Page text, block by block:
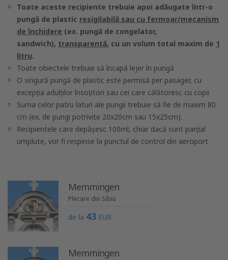
Toate aceste recipiente trebuie apoi adăugate într-o
pungă de plastic resigilabilă sau cu fermoar/mecanism
de închidere (ex. pungă de congelator,
sandwich), transparentă, cu un volum total maxim de 1
litru.
Toate obiectele trebuie să încapă lejer în pungă
O singură pungă de plastic este permisă per pasager, cu
excepția adulților însoțitori sau cei care călătoresc cu copii
Suma celor patru laturi ale pungii trebuie să fie de maxim 80
cm (ex. de pungi potrivite 20x20cm sau 15x25cm).
Recipientele care depășesc 100ml, chiar dacă sunt parțial
umplute, vor fi respinse la punctul de control din aeroport
Memmingen
Plecare din Sibiu
de la 43 EUR
Memmingen